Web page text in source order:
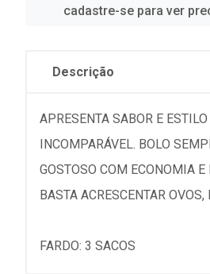
cadastre-se para ver
Descrição
APRESENTA SABOR E
INCOMPARÁVEL. BOLO
GOSTOSO COM ECONOMIA E
BASTA ACRESCENTAR
FARDO: 3 SACOS